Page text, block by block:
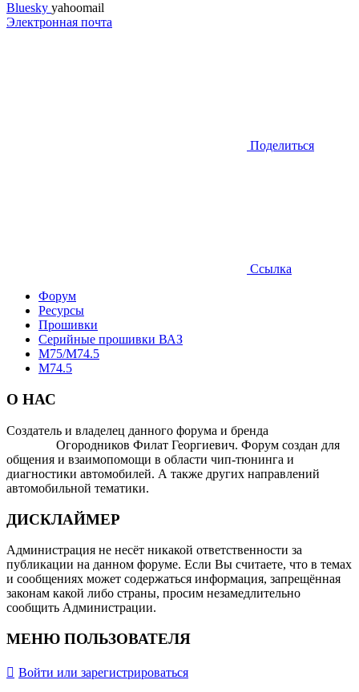
Bluesky yahoomail
Электронная почта
Поделиться
Ссылка
Форум
Ресурсы
Прошивки
Серийные прошивки ВАЗ
M75/M74.5
М74.5
О НАС
Создатель и владелец данного форума и бренда
Огородников Филат Георгиевич. Форум создан для
общения и взаимопомощи в области чип-тюнинга и
диагностики автомобилей. А также других направлений
автомобильной тематики.
ДИСКЛАЙМЕР
Администрация не несёт никакой ответственности за
публикации на данном форуме. Если Вы считаете, что в темах
и сообщениях может содержаться информация, запрещённая
законам какой либо страны, просим незамедлительно
сообщить Администрации.
МЕНЮ ПОЛЬЗОВАТЕЛЯ
Войти или зарегистрироваться